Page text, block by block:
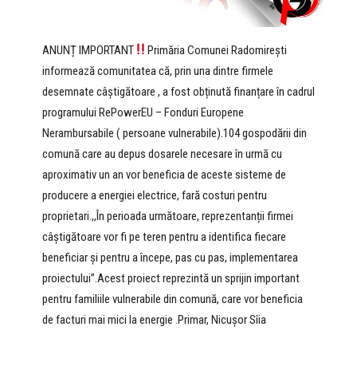
ANUNȚ IMPORTANT
Primăria Comunei Radomirești
informează comunitatea că, prin una dintre firmele
desemnate câștigătoare , a fost obținută finanțare în cadrul
programului RePowerEU – Fonduri Europene
Nerambursabile ( persoane vulnerabile).104 gospodării din
comună care au depus dosarele necesare în urmă cu
aproximativ un an vor beneficia de aceste sisteme de
producere a energiei electrice, fară costuri pentru
proprietari.,,În perioada următoare, reprezentanții firmei
câștigătoare vor fi pe teren pentru a identifica fiecare
beneficiar și pentru a începe, pas cu pas, implementarea
proiectului”.Acest proiect reprezintă un sprijin important
pentru familiile vulnerabile din comună, care vor beneficia
de facturi mai mici la energie .Primar, Nicușor Sîia